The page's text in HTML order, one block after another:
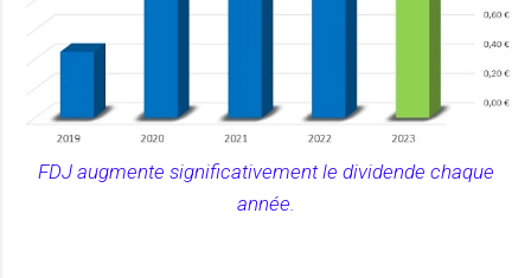
FDJ augmente significativement le dividende chaque
année.